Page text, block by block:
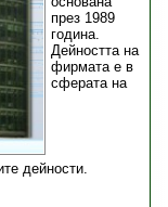
през 1989
година.
Дейността на
фирмата е в
сферата на
дейности.